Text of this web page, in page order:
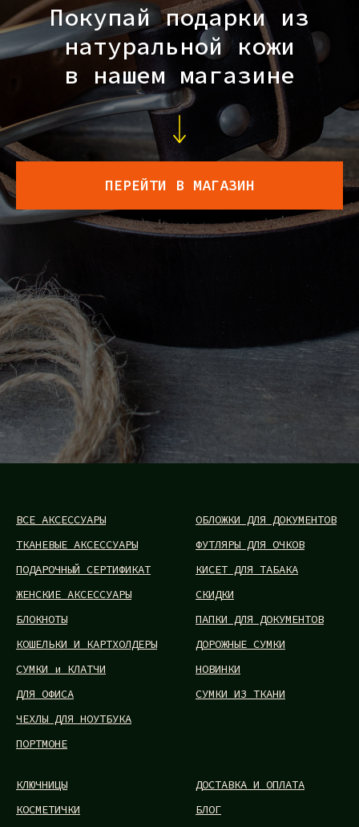
Покупай подарки из
натуральной кожи
в нашем магазине
ПЕРЕЙТИ В МАГАЗИН
ВСЕ АКСЕССУАРЫ
ТКАНЕВЫЕ АКСЕССУАРЫ
ПОДАРОЧНЫЙ СЕРТИФИКАТ
ЖЕНСКИЕ АКСЕССУАРЫ
БЛОКНОТЫ
КОШЕЛЬКИ И КАРТХОЛДЕРЫ
СУМКИ и КЛАТЧИ
ДЛЯ ОФИСА
ЧЕХЛЫ ДЛЯ НОУТБУКА
ПОРТМОНЕ
ОБЛОЖКИ ДЛЯ ДОКУМЕНТОВ
ФУТЛЯРЫ ДЛЯ ОЧКОВ
КИСЕТ ДЛЯ ТАБАКА
СКИДКИ
ПАПКИ ДЛЯ ДОКУМЕНТОВ
ДОРОЖНЫЕ СУМКИ
НОВИНКИ
СУМКИ ИЗ ТКАНИ
КЛЮЧНИЦЫ
КОСМЕТИЧКИ
ДОСТАВКА И ОПЛАТА
БЛОГ